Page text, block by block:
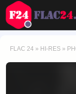
FLAC 24 » HI-RES »